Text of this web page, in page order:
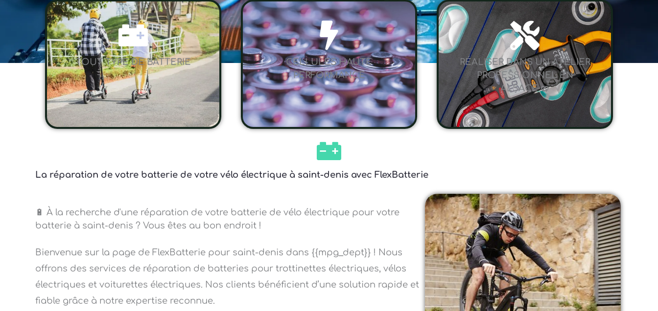
TOUT TYPE DE BATTERIE
CELLULES HAUTE
PERFORMANCE
RÉALISER DANS UN ATELIER
PROFESSIONNEL EN
ALSACE 🥨
La réparation de votre batterie de votre vélo électrique à saint-denis avec FlexBatterie
🔋 À la recherche d'une réparation de votre batterie de vélo électrique pour votre
batterie à saint-denis ? Vous êtes au bon endroit !
Bienvenue sur la page de FlexBatterie pour saint-denis dans {{mpg_dept}} ! Nous
offrons des services de réparation de batteries pour trottinettes électriques, vélos
électriques et voiturettes électriques. Nos clients bénéficient d’une solution rapide et
fiable grâce à notre expertise reconnue.